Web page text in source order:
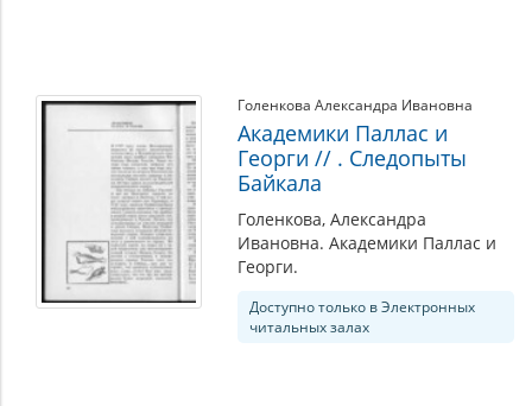
Голенкова Александра Ивановна
Академики Паллас и
Георги // . Следопыты
Байкала
Голенкова, Александра
Ивановна. Академики Паллас и
Георги.
Доступно только в Электронных
читальных залах